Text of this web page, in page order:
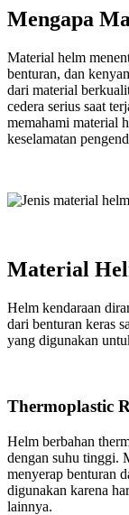
Mengapa
Material helm
benturan, dan
dari material
cedera serius saat
memahami material
keselamatan
Material
Helm kendaraan
dari benturan keras
yang digunakan
Thermoplastic
Helm berbahan
dengan suhu tinggi.
menyerap benturan
digunakan karena
lainnya.